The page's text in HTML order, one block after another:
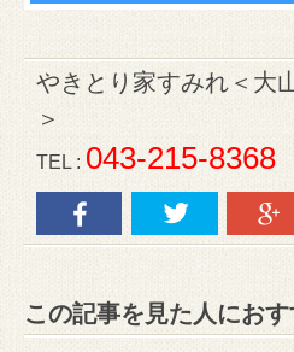
やきとり家すみれ＜大
＞
TEL : 043-215-8368
この記事を見た人にお